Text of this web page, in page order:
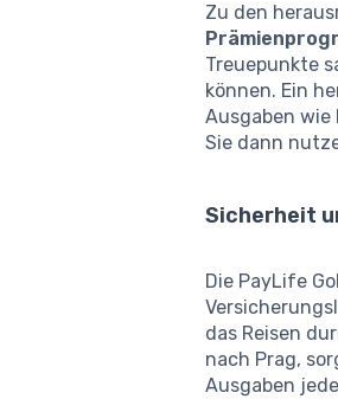
Zu den
Treuepunkte
können. Ein
Ausgaben wie
Sie dann
Sicherheit
Die PayLife
das Reisen
nach Prag,
Ausgaben